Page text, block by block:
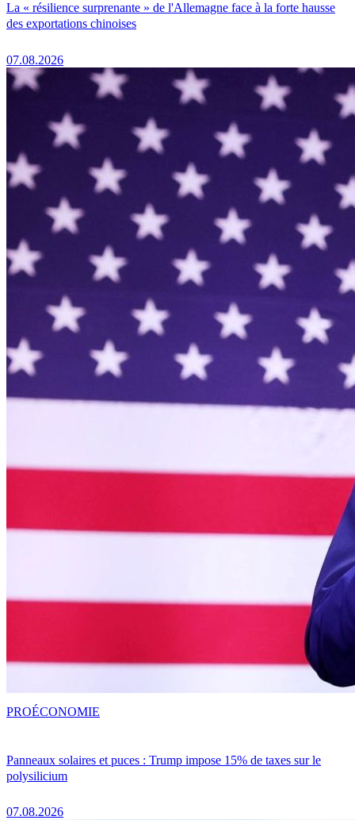
La « résilience surprenante » de l'Allemagne face à la forte hausse
des exportations chinoises
07.08.2026
Panneaux solaires et puces : Trump impose 15% de taxes sur le
polysilicium
07.08.2026
PROÉCONOMIE